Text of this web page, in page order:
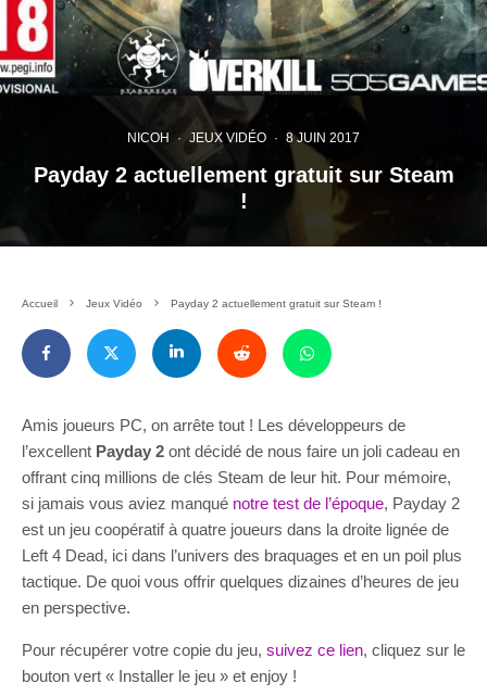
NICOH · JEUX VIDÉO · 8 JUIN 2017
Payday 2 actuellement gratuit sur Steam
!
Accueil Jeux Vidéo Payday 2 actuellement gratuit sur Steam !
Amis joueurs PC, on arrête tout ! Les développeurs de
l’excellent Payday 2 ont décidé de nous faire un joli cadeau en
offrant cinq millions de clés Steam de leur hit. Pour mémoire,
si jamais vous aviez manqué notre test de l’époque, Payday 2
est un jeu coopératif à quatre joueurs dans la droite lignée de
Left 4 Dead, ici dans l’univers des braquages et en un poil plus
tactique. De quoi vous offrir quelques dizaines d’heures de jeu
en perspective.
Pour récupérer votre copie du jeu, suivez ce lien, cliquez sur le
bouton vert « Installer le jeu » et enjoy !